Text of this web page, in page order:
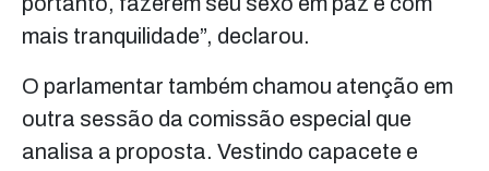
mais tranquilidade”, declarou.
O parlamentar também chamou atenção em
outra sessão da comissão especial que
analisa a proposta. Vestindo capacete e